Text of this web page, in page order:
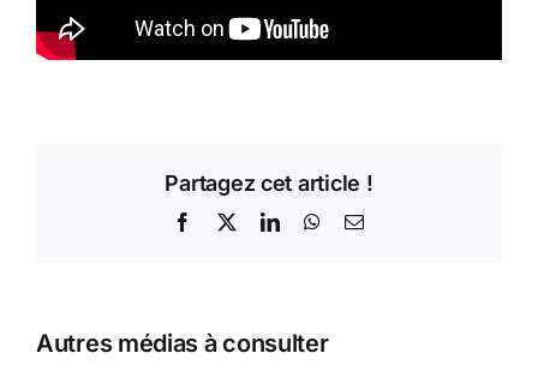
Partagez cet article !
Facebook
X LinkedInWhatsApp
Email
Autres médias à consulter